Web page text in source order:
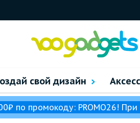
свой дизайн
по промокоду: PROMO26! При